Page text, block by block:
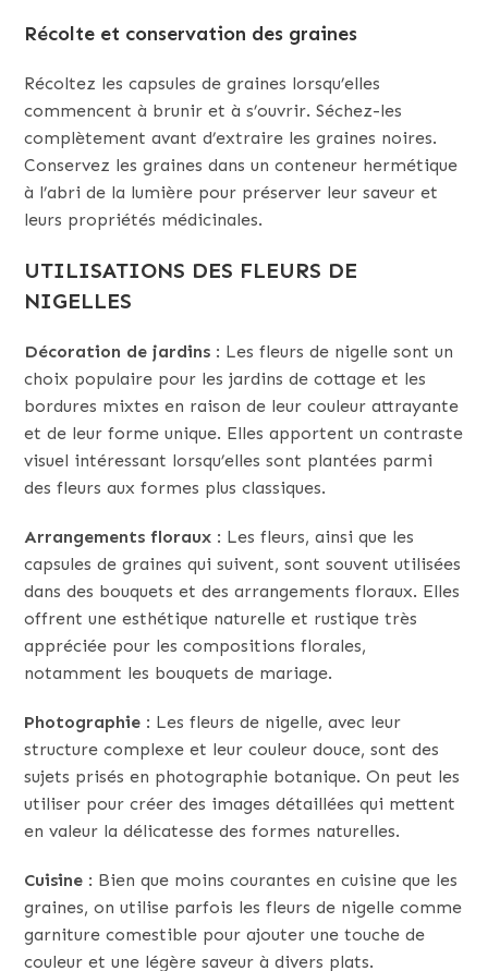
Récolte et conservation des graines
Récoltez les capsules de graines lorsqu’elles
commencent à brunir et à s’ouvrir. Séchez-les
complètement avant d’extraire les graines noires.
Conservez les graines dans un conteneur hermétique
à l’abri de la lumière pour préserver leur saveur et
leurs propriétés médicinales.
UTILISATIONS DES FLEURS DE
NIGELLES
Décoration de jardins : Les fleurs de nigelle sont un
choix populaire pour les jardins de cottage et les
bordures mixtes en raison de leur couleur attrayante
et de leur forme unique. Elles apportent un contraste
visuel intéressant lorsqu’elles sont plantées parmi
des fleurs aux formes plus classiques.
Arrangements floraux : Les fleurs, ainsi que les
capsules de graines qui suivent, sont souvent utilisées
dans des bouquets et des arrangements floraux. Elles
offrent une esthétique naturelle et rustique très
appréciée pour les compositions florales,
notamment les bouquets de mariage.
Photographie : Les fleurs de nigelle, avec leur
structure complexe et leur couleur douce, sont des
sujets prisés en photographie botanique. On peut les
utiliser pour créer des images détaillées qui mettent
en valeur la délicatesse des formes naturelles.
Cuisine : Bien que moins courantes en cuisine que les
graines, on utilise parfois les fleurs de nigelle comme
garniture comestible pour ajouter une touche de
couleur et une légère saveur à divers plats.